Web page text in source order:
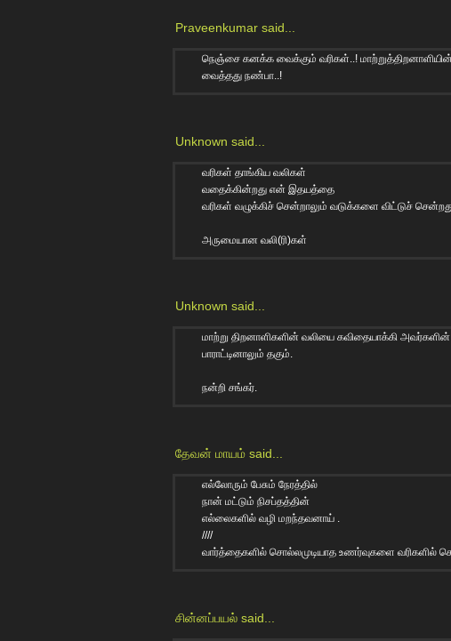
Praveenkumar said...
நெஞ்சை கனக்க வைக்கும் வரிகள்..!
வைத்தது நண்பா..!
Unknown said...
வரிகள் தாங்கிய வலிகள்
வதைக்கின்றது என் இதயத்தை
வரிகள் வழுக்கிச் சென்றாலும் வடுக்களை விட்டுச்
அருமையான வலி(ரி)கள்
Unknown said...
மாற்று திறனாளிகளின் வலியை கவிதையாக்கி
பாராட்டினாலும் தகும்.
நன்றி சங்கர்.
தேவன் மாயம் said...
எல்லோரும் பேசும் நேரத்தில்
நான் மட்டும் நிசப்தத்தின்
எல்லைகளில் வழி மறந்தவனாய் .
////
வார்த்தைகளில் சொல்லமுடியாத உணர்வுகளை வரிகளில்
சின்னப்பயல் said...